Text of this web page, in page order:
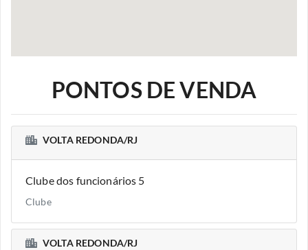
PONTOS DE VENDA
VOLTA REDONDA/RJ
Clube dos funcionários 5
Clube
VOLTA REDONDA/RJ